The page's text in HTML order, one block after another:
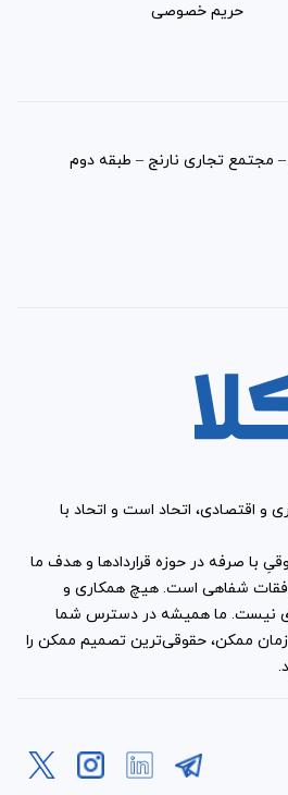
حریم خصوصی
مجتمع تجاری نارنج – طبقه دوم
و اقتصادی، اتحاد است و اتحاد با
با صرفه در حوزه قراردادها و هدف ما
شفاهی است. هیچ همکاری و
نیست. ما همیشه در دسترس شما
زمان ممکن، حقوقی‌ترین تصمیم ممکن را